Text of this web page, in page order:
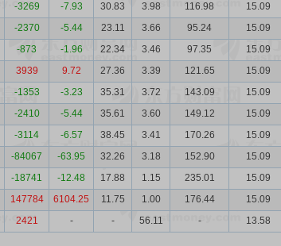
-3269 -7.93 30.83 3.98 116.98 15.09
-2370 -5.44 23.11 3.66 95.24 15.09
-873 -1.96 22.34 3.46 97.35 15.09
3939 9.72 27.36 3.39 121.65 15.09
-1353 -3.23 35.31 3.72 143.09 15.09
-2410 -5.44 35.61 3.60 149.12 15.09
-3114 -6.57 38.45 3.41 170.26 15.09
-84067 -63.95 32.26 3.18 152.90 15.09
-18741 -12.48 17.88 1.15 235.01 15.09
147784 6104.25 11.75 1.00 176.44 15.09
2421 - - 56.11 - 13.58